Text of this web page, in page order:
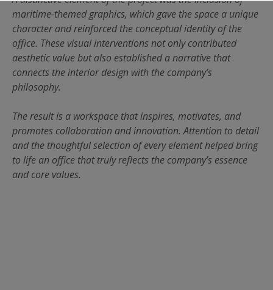
maritime-themed graphics, which gave the space a unique
character and reinforced the conceptual identity of the
office. These visual interventions not only contributed
aesthetic value but also established a narrative that
connects the interior design with the company’s
philosophy.
The result is a workspace that inspires, motivates, and
promotes collaboration and innovation. Attention to detail
and the thoughtful selection of every element helped bring
to life an office that truly reflects the company’s essence
and core values.